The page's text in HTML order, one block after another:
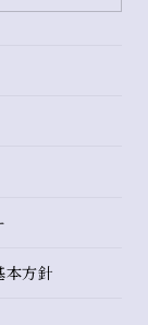
本方針